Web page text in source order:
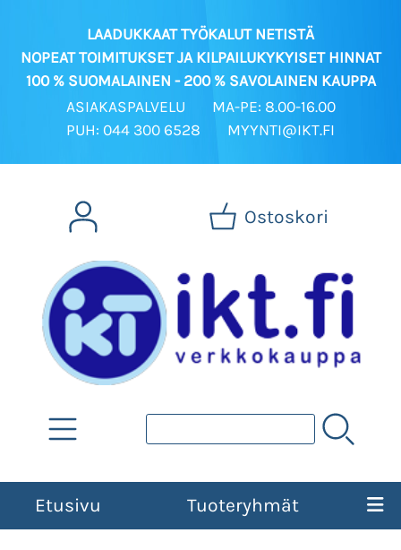
LAADUKKAAT TYÖKALUT NETISTÄ
NOPEAT TOIMITUKSET JA KILPAILUKYKYISET HINNAT
100 % SUOMALAINEN - 200 % SAVOLAINEN KAUPPA
ASIAKASPALVELU
MA-PE: 8.00-16.00
PUH: 044 300 6528
MYYNTI@IKT.FI
Ostoskori
Etusivu Tuoteryhmät